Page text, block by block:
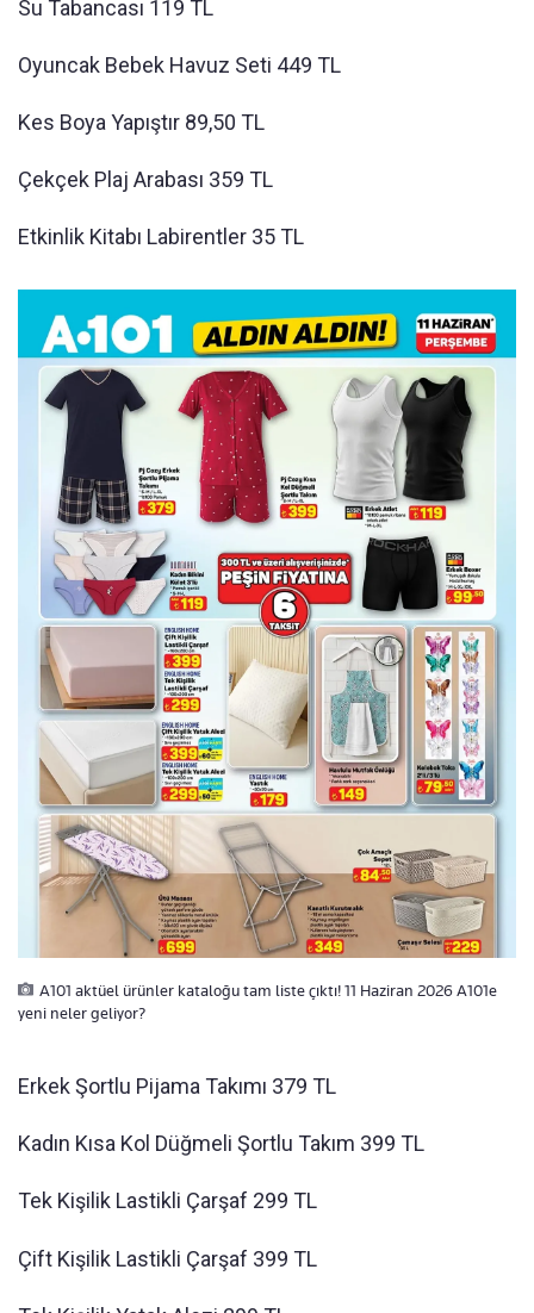
Su Tabancası 119 TL
Oyuncak Bebek Havuz Seti 449 TL
Kes Boya Yapıştır 89,50 TL
Çekçek Plaj Arabası 359 TL
Etkinlik Kitabı Labirentler 35 TL
A101 aktüel ürünler kataloğu tam liste çıktı! 11 Haziran 2026 A101e
yeni neler geliyor?
Erkek Şortlu Pijama Takımı 379 TL
Kadın Kısa Kol Düğmeli Şortlu Takım 399 TL
Tek Kişilik Lastikli Çarşaf 299 TL
Çift Kişilik Lastikli Çarşaf 399 TL